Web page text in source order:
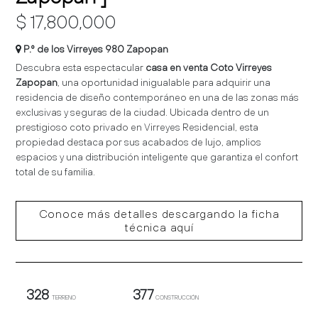
$ 17,800,000
P.º de los Virreyes 980 Zapopan
Descubra esta espectacular casa en venta Coto Virreyes
Zapopan , una oportunidad inigualable para adquirir una
residencia de diseño contemporáneo en una de las zonas más
exclusivas y seguras de la ciudad. Ubicada dentro de un
prestigioso coto privado en Virreyes Residencial, esta
propiedad destaca por sus acabados de lujo, amplios
espacios y una distribución inteligente que garantiza el confort
total de su familia
Conoce más detalles descargando la ficha
técnica aquí
328TERRENO 377 CONSTRUCCIÓN